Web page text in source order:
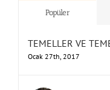
Popüler
TEMELLER VE
Ocak 27th, 2017